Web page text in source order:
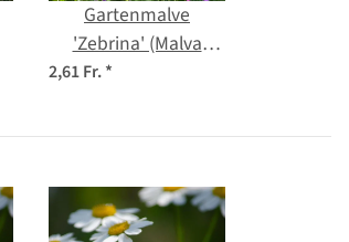
Gartenmalve
'Zebrina' (Malva
sylvestris) Bio
2,61 Fr.*